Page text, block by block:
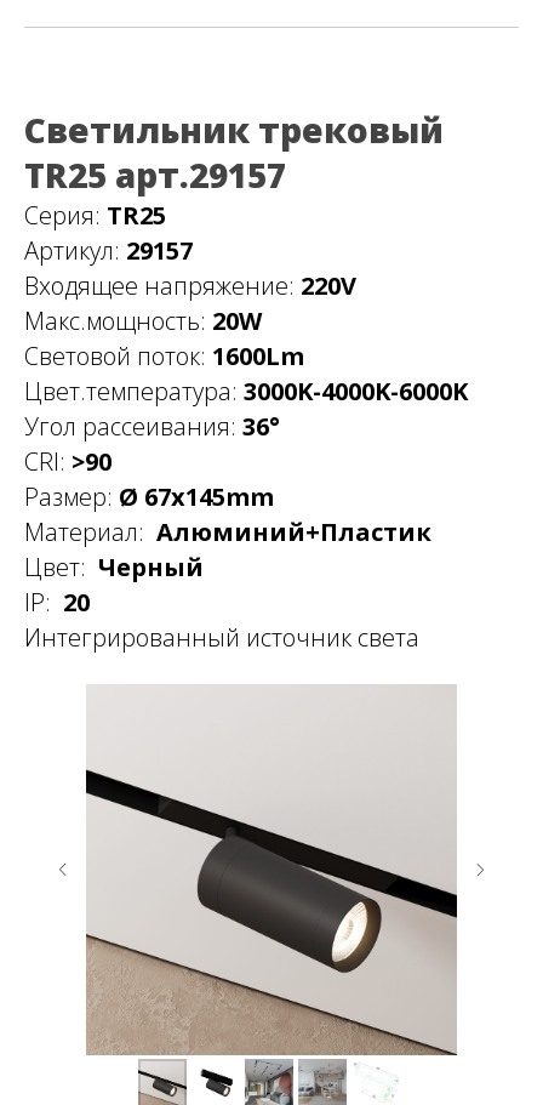
Светильник трековый
TR25 арт.29157
Серия: TR25
Артикул: 29157
Входящее напряжение: 220V
Макс.мощность: 20W
Световой поток: 1600Lm
Цвет.температура: 3000K-4000K-6000K
Угол рассеивания: 36°
CRI: >90
Размер: Ø 67х145mm
Материал: Алюминий+Пластик
Цвет: Черный
IP: 20
Интегрированный источник света